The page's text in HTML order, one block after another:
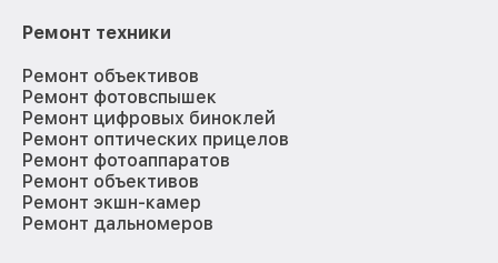
Ремонт техники
Ремонт объективов
Ремонт фотовспышек
Ремонт цифровых биноклей
Ремонт оптических прицелов
Ремонт фотоаппаратов
Ремонт объективов
Ремонт экшн-камер
Ремонт дальномеров